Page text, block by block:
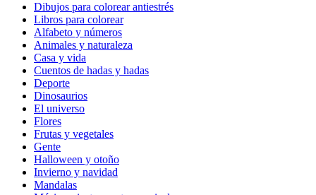
Dibujos para colorear antiestrés
Libros para colorear
Alfabeto y números
Animales y naturaleza
Casa y vida
Cuentos de hadas y hadas
Deporte
Dinosaurios
El universo
Flores
Frutas y vegetales
Gente
Halloween y otoño
Invierno y navidad
Mandalas